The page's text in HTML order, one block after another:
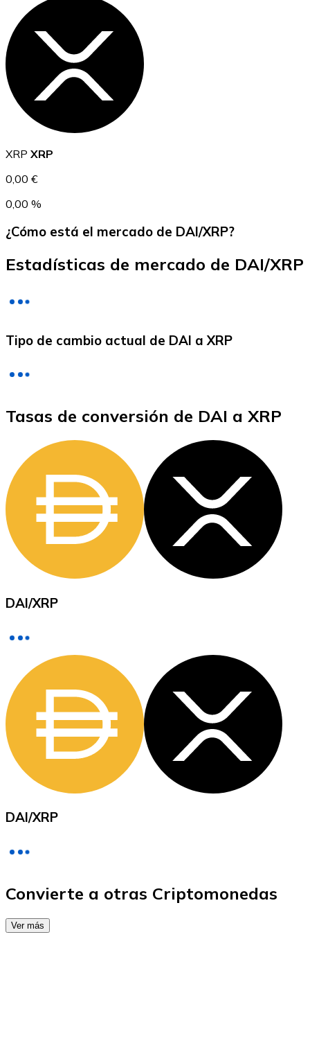
USD Coin
USDC
Ver todo
Compra criptomonedas con efectivo en tu tienda más
Comprar con efectivo
Transferencia SEPA
Añade fondos a tu cuenta Bitnovo o realiza compras
Comprar con Transferencia
Tarjeta de crédito / débito
Utiliza tarjetas Visa y Mastercard para comprar
Nuevo
Ir a la tienda de tarjetas regalo
XRP XRP
0,00 €
0,00 %
¿Cómo está el mercado de DAI/XRP?
Estadísticas de mercado de DAI/XRP
Tipo de cambio actual de DAI a XRP
Tasas de conversión de DAI a XRP
DAI/XRP
DAI/XRP
Convierte a otras Criptomonedas
Ver más